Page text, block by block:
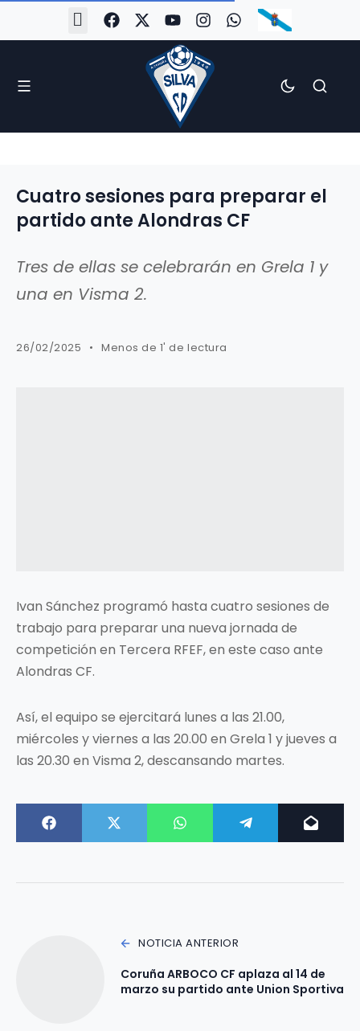
Cuatro sesiones para preparar el
partido ante Alondras CF
Tres de ellas se celebrarán en Grela 1 y
una en Visma 2.
26/02/2025 Menos de 1' de lectura
Ivan Sánchez programó hasta cuatro sesiones de
trabajo para preparar una nueva jornada de
competición en Tercera RFEF, en este caso ante
Alondras CF.
Así, el equipo se ejercitará lunes a las 21.00,
miércoles y viernes a las 20.00 en Grela 1 y jueves a
las 20.30 en Visma 2, descansando martes.
NOTICIA ANTERIOR
Coruña ARBOCO CF aplaza al 14 de
marzo su partido ante Union Sportiva